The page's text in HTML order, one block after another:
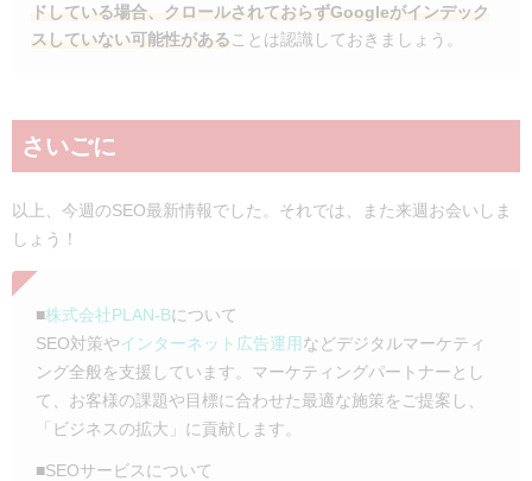
ドしている場合、クロールされておらずGoogleがインデック
スしていない可能性がある ことは認識しておきましょう。
さいごに
以上、今週のSEO最新情報でした。それでは、また来週お会いしま
しょう！
■株式会社PLAN-Bについて
SEO対策やインターネット広告運用 などデジタルマーケティ
ング全般を支援しています。マーケティングパートナーとし
て、お客様の課題や目標に合わせた最適な施策をご提案し、
「ビジネスの拡大」に貢献します。
■SEOサービスについて